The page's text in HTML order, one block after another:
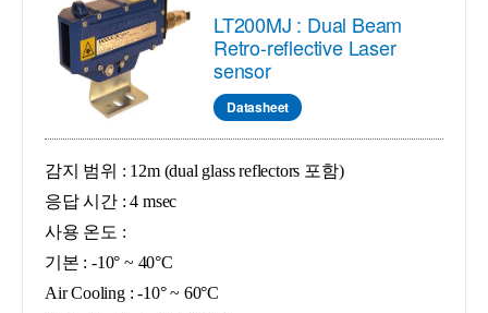
LT200MJ : Dual Beam
Retro-reflective Laser
sensor
Datasheet
감지 범위 : 12m (dual glass reflectors 포함)
응답 시간 : 4 msec
사용 온도 :
기본 : -10° ~ 40°C
Air Cooling : -10°~ 60°C